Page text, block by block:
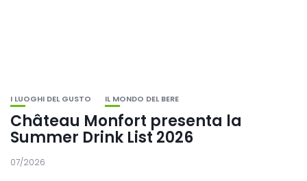
I LUOGHI DEL GUSTO IL MONDO DEL BERE
Château Monfort presenta la
Summer Drink List 2026
07/2026